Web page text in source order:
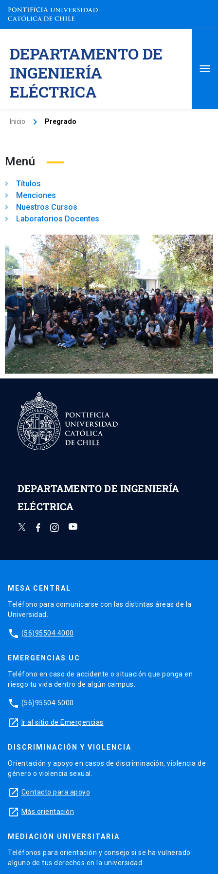
contenido
DEPARTAMENTO DE
INGENIERÍA
ELÉCTRICA
Inicio Pregrado
Menú
Títulos
Menciones
Nuestros Cursos
Laboratorios Docentes
DEPARTAMENTO DE INGENIERÍA
ELÉCTRICA
MESA CENTRAL
Teléfono para comunicarse con las distintas áreas de la
Universidad.
phone (56)95504 4000
EMERGENCIAS UC
Teléfono en caso de accidente o situación que ponga en
riesgo tu vida dentro de algún campus.
phone (56)95504 5000
launch Ir al sitio de Emergencias
DISCRIMINACIÓN Y VIOLENCIA
Orientación y apoyo en casos de discriminación, violencia de
género o violencia sexual.
launch Contacto para apoyo
launch Más orientación
MEDIACIÓN UNIVERSITARIA
Teléfonos para orientación y consejo si se ha vulnerado
alguno de tus derechos en la universidad.